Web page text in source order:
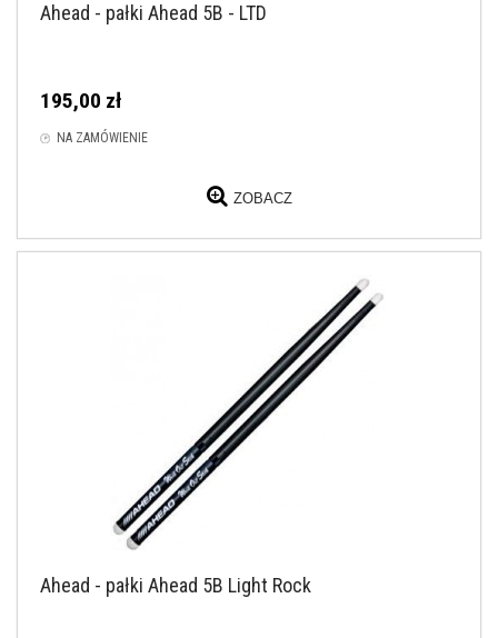
Ahead - pałki Ahead 5B - LTD
195,00 zł
NA ZAMÓWIENIE
ZOBACZ
Ahead - pałki Ahead 5B Light Rock